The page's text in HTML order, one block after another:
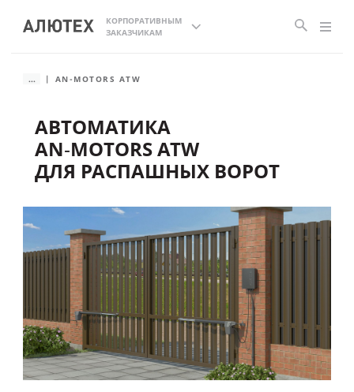
КОРПОРАТИВНЫМ
ЗАКАЗЧИКАМ
АВТОМАТИКА
AN‑MOTORS ATW
ДЛЯ РАСПАШНЫХ ВОРОТ
... AN-MOTORS ATW